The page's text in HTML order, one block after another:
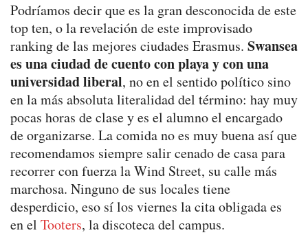
Podríamos decir que es la gran desconocida de este
top ten, o la revelación de este improvisado
ranking de las mejores ciudades Erasmus. Swansea
es una ciudad de cuento con playa y con una
universidad liberal, no en el sentido político sino
en la más absoluta literalidad del término: hay muy
pocas horas de clase y es el alumno el encargado
de organizarse. La comida no es muy buena así que
recomendamos siempre salir cenado de casa para
recorrer con fuerza la Wind Street, su calle más
marchosa. Ninguno de sus locales tiene
desperdicio, eso sí los viernes la cita obligada es
en el Tooters, la discoteca del campus.